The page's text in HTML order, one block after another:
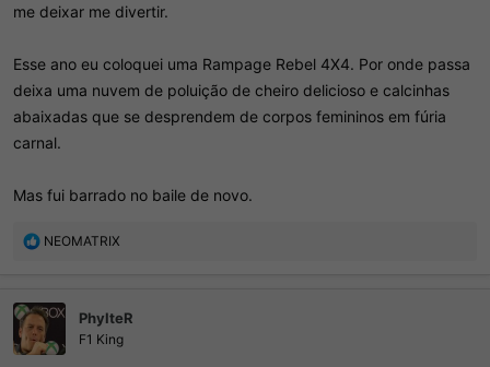
me deixar me divertir.
Esse ano eu coloquei uma Rampage Rebel 4X4. Por onde passa
deixa uma nuvem de poluição de cheiro delicioso e calcinhas
abaixadas que se desprendem de corpos femininos em fúria
carnal.
Mas fui barrado no baile de novo.
R
õ
e
s
NEOMATRIX
PhylteR
F1 King